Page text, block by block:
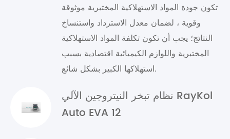
تكون جودة المواد الاستهلاكية المختبرية موثوقة
وقوية ، لضمان معدل الاسترداد واستنساخ
النتائج؛ يجب أن تكون تكلفة المواد الاستهلاكية
المختبرية واللوازم الكيميائية اقتصادية بسبب
استهلاكها الكبير بشكل شائع.
نظام تبخر النيتروجين الآلي RayKol
Auto EVA 12